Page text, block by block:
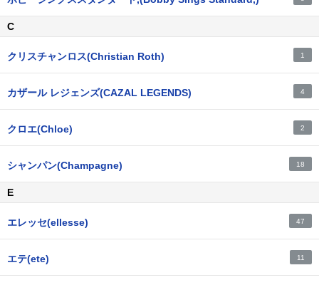
C
クリスチャンロス(Christian Roth) 1
カザール レジェンズ(CAZAL LEGENDS) 4
クロエ(Chloe) 2
シャンパン(Champagne) 18
E
エレッセ(ellesse) 47
エテ(ete) 11